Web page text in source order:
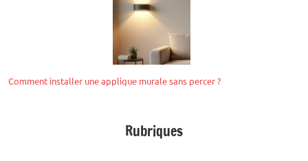
Comment installer une applique murale sans percer ?
Rubriques